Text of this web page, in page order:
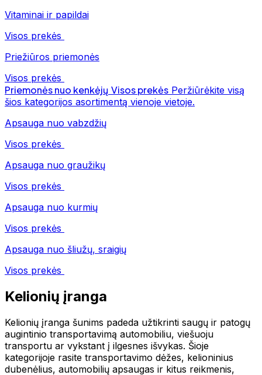
Vitaminai ir papildai
Visos prekės
Priežiūros priemonės
Visos prekės
Priemonės nuo kenkėjų Visos prekės Peržiūrėkite visą
šios kategorijos asortimentą vienoje vietoje.
Apsauga nuo vabzdžių
Visos prekės
Apsauga nuo graužikų
Visos prekės
Apsauga nuo kurmių
Visos prekės
Apsauga nuo šliužų, sraigių
Visos prekės
Kelionių įranga
Kelionių įranga šunims padeda užtikrinti saugų ir patogų
augintinio transportavimą automobiliu, viešuoju
transportu ar vykstant į ilgesnes išvykas. Šioje
kategorijoje rasite transportavimo dėžes, kelioninius
dubenėlius, automobilių apsaugas ir kitus reikmenis,